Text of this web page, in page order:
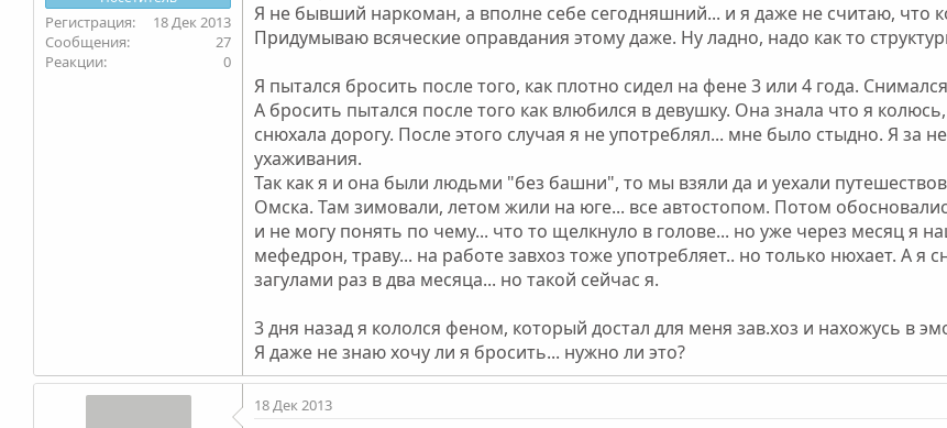
18 Дек 2013
27
0
Я не бывший наркоман, а вполне себе сегодняшний... и я даже не считаю, что
Придумываю всяческие оправдания этому даже. Ну ладно, надо как то
Я пытался бросить после того, как плотно сидел на фене 3 или 4 года.
А бросить пытался после того как влюбился в девушку. Она знала что я
снюхала дорогу. После этого случая я не употреблял... мне было стыдно. Я
ухаживания.
Так как я и она были людьми "без башни", то мы взяли да и уехали
Омска. Там зимовали, летом жили на юге... все автостопом. Потом
и не могу понять по чему... что то щелкнуло в голове... но уже через месяц я
мефедрон, траву... на работе завхоз тоже употребляет.. но только нюхает. А я
загулами раз в два месяца... но такой сейчас я.
3 дня назад я кололся феном, который достал для меня зав.хоз и нахожусь в
Я даже не знаю хочу ли я бросить... нужно ли это?
18 Дек 2013